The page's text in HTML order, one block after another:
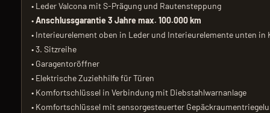
• Leder Valcona mit S-Prägung und Rautensteppung
•Anschlussgarantie 3 Jahre max. 100.000 km
• Interieurelement oben in Leder und Interieurelemente unten in
• 3. Sitzreihe
• Garagentoröffner
• Elektrische Zuziehhilfe für Türen
• Komfortschlüssel in Verbindung mit Diebstahlwarnanlage
• Komfortschlüssel mit sensorgesteuerter